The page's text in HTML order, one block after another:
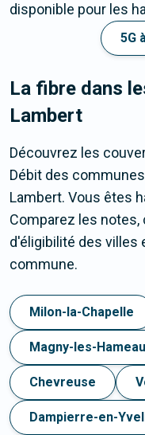
disponible pour les
5G
La fibre dans
Lambert
Découvrez les
Débit des
Lambert. Vous êtes
Comparez les
d'éligibilité des villes
commune.
Milon-la-Chapelle
Magny-les-
Chevreuse
Dampierre-en-